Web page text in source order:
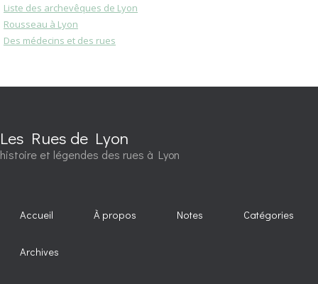
Liste des archevêques de Lyon
Rousseau à Lyon
Des médecins et des rues
Les Rues de Lyon
histoire et légendes des rues à Lyon
Accueil À propos Notes Catégories
Archives